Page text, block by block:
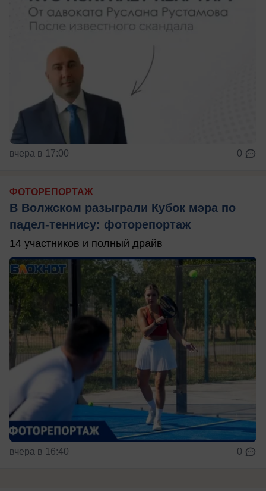
вчера в 17:00 0
ФОТОРЕПОРТАЖ
В Волжском разыграли Кубок мэра по
падел-теннису: фоторепортаж
14 участников и полный драйв
вчера в 16:40 0